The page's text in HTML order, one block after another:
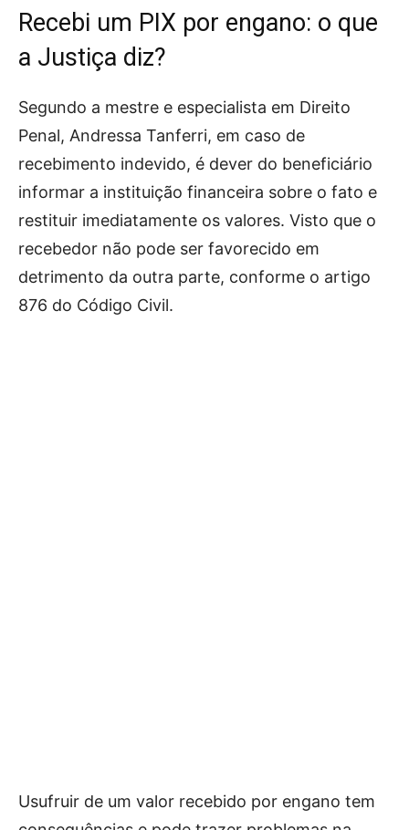
Recebi um PIX por engano: o que
a Justiça diz?
Segundo a mestre e especialista em Direito
Penal, Andressa Tanferri, em caso de
recebimento indevido, é dever do beneficiário
informar a instituição financeira sobre o fato e
restituir imediatamente os valores. Visto que o
recebedor não pode ser favorecido em
detrimento da outra parte, conforme o artigo
876 do Código Civil.
Usufruir de um valor recebido por engano tem